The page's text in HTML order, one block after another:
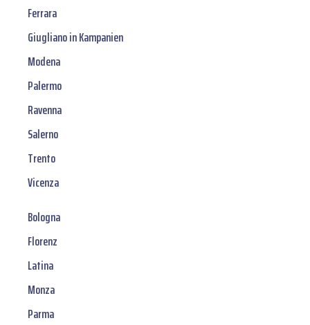
Ferrara
Giugliano in Kampanien
Modena
Palermo
Ravenna
Salerno
Trento
Vicenza
Bologna
Florenz
Latina
Monza
Parma